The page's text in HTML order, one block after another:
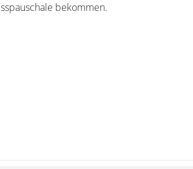
bekommen.